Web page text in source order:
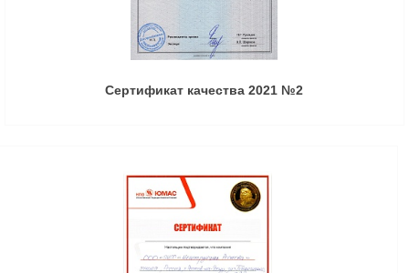
Сертификат качества 2021 №2